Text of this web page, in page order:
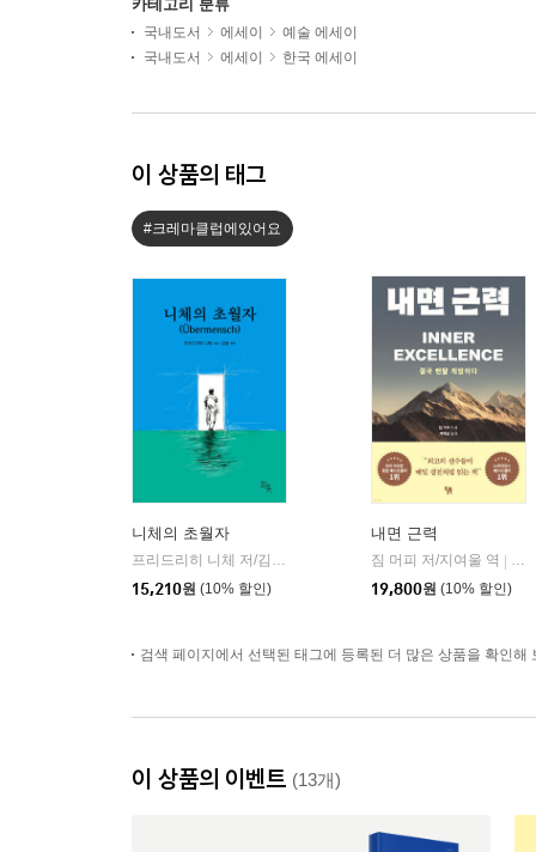
카테고리 분류
국내도서 에세이
예술 에세이
국내도서
에세이 한국 에세이
이 상품의 태그
#크레마클럽에있어요
니체의 초월자
프리드리히 니체 저/김철 편역
15,210원 (10% 할인)
내면 근력
짐 머피 저/지여울 역
윌
19,800원 (10% 할인)
검색 페이지에서 선택된 태그에 등록된 더 많은 상품을 확인해
이 상품의 이벤트 (13개)